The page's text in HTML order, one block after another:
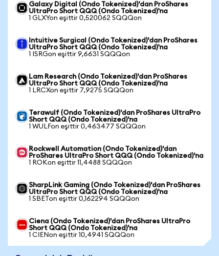
Galaxy Digital (Ondo Tokenized)'dan ProShares
UltraPro Short QQQ (Ondo Tokenized)'na
1 GLXYon eşittir 0,520062 SQQQon
Intuitive Surgical (Ondo Tokenized)'dan ProShares
UltraPro Short QQQ (Ondo Tokenized)'na
1 ISRGon eşittir 9,6631 SQQQon
Lam Research (Ondo Tokenized)'dan ProShares
UltraPro Short QQQ (Ondo Tokenized)'na
1 LRCXon eşittir 7,9275 SQQQon
Terawulf (Ondo Tokenized)'dan ProShares UltraPro
Short QQQ (Ondo Tokenized)'na
1 WULFon eşittir 0,463477 SQQQon
Rockwell Automation (Ondo Tokenized)'dan
ProShares UltraPro Short QQQ (Ondo Tokenized)'na
1 ROKon eşittir 11,4488 SQQQon
SharpLink Gaming (Ondo Tokenized)'dan ProShares
UltraPro Short QQQ (Ondo Tokenized)'na
1 SBETon eşittir 0,162294 SQQQon
Ciena (Ondo Tokenized)'dan ProShares UltraPro
Short QQQ (Ondo Tokenized)'na
1 CIENon eşittir 10,4941 SQQQon